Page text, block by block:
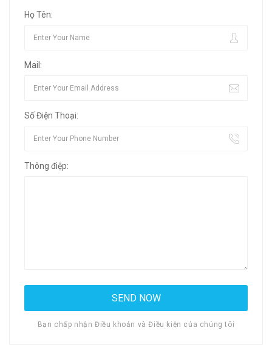
Họ Tên:
Mail:
Số Điện Thoại:
Thông điệp:
Bạn chấp nhận Điều khoản và Điều kiện của chúng tôi